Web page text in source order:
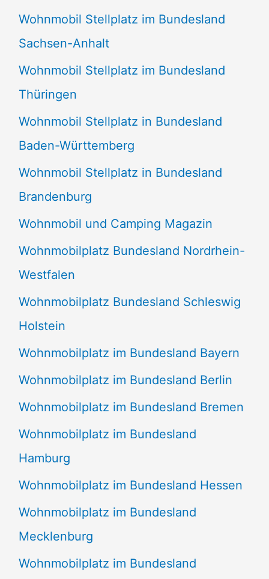
Wohnmobil Stellplatz im Bundesland
Sachsen-Anhalt
Wohnmobil Stellplatz im Bundesland
Thüringen
Wohnmobil Stellplatz in Bundesland
Baden-Württemberg
Wohnmobil Stellplatz in Bundesland
Brandenburg
Wohnmobil und Camping Magazin
Wohnmobilplatz Bundesland Nordrhein-
Westfalen
Wohnmobilplatz Bundesland Schleswig
Holstein
Wohnmobilplatz im Bundesland Bayern
Wohnmobilplatz im Bundesland Berlin
Wohnmobilplatz im Bundesland Bremen
Wohnmobilplatz im Bundesland
Hamburg
Wohnmobilplatz im Bundesland Hessen
Wohnmobilplatz im Bundesland
Mecklenburg
Wohnmobilplatz im Bundesland